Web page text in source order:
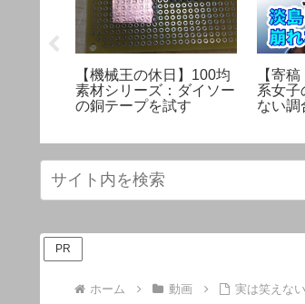
【機械王の休日】100均
素材シリーズ：ダイソー
の銅テープを試す
【寄
系女子
ない調
PR
ホーム 動画 実は笑えな